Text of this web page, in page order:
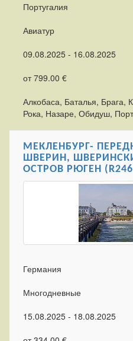
Португалия
Авиатур
09.08.2025 - 16.08.2025
от 799.00 €
Алкобаса, Баталья,
Рока, Назаре, Обидуш,
МЕКЛЕНБУРГ-
ШВЕРИН,
ОСТРОВ РЮГЕН
Германия
Многодневные
15.08.2025 - 18.08.2025